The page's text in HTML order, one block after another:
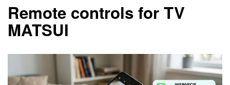
Remote controls for TV
MATSUI